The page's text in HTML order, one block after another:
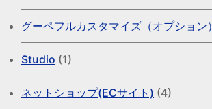
グーペフルカスタマイズ（オプション）
Studio (1)
ネットショップ(ECサイト) (4)